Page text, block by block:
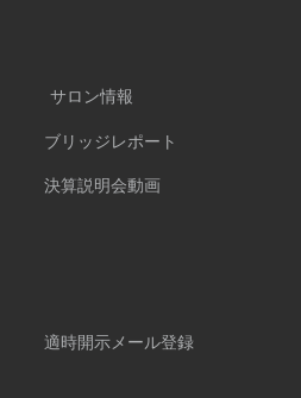
サロン情報
ブリッジレポート
決算説明会動画
適時開示メール登録